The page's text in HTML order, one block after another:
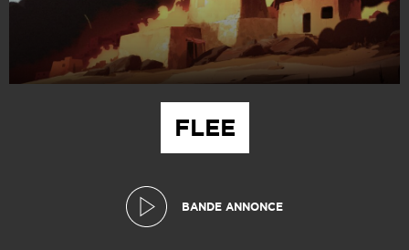
ÉDUCATION AUX IMAGES
FLEE
BANDE ANNONCE